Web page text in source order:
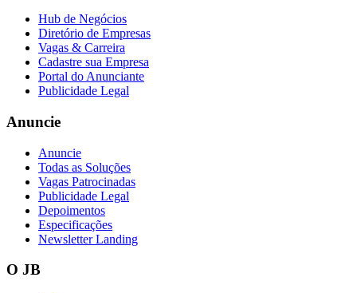
Hub de Negócios
Diretório de Empresas
Vagas & Carreira
Cadastre sua Empresa
Portal do Anunciante
Publicidade Legal
Anuncie
Anuncie
Todas as Soluções
Vagas Patrocinadas
Publicidade Legal
Depoimentos
Especificações
Newsletter Landing
O JB